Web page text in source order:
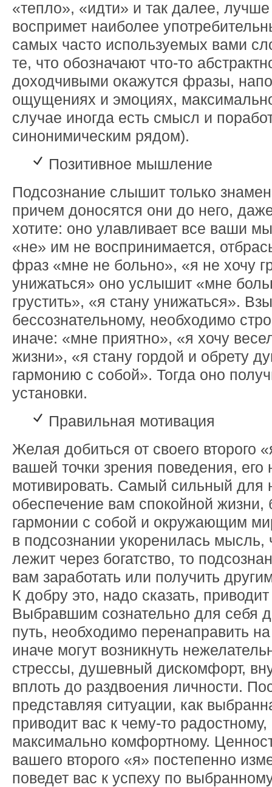
«тепло», «идти» и так далее, лучше
воспримет наиболее
самых часто используемых вами
те, что обозначают что-то
доходчивыми окажутся фразы,
ощущениях и эмоциях,
случае иногда есть смысл и
синонимическим рядом).
Позитивное мышление
Подсознание слышит только
причем доносятся они до него,
хотите: оно улавливает все ваши
«не» им не воспринимается,
фраз «мне не больно», «я не хочу
унижаться» оно услышит «мне
грустить», «я стану унижаться».
бессознательному, необходимо
иначе: «мне приятно», «я хочу
жизни», «я стану гордой и обрету
гармонию с собой». Тогда оно
установки.
Правильная мотивация
Желая добиться от своего второго
вашей точки зрения поведения,
мотивировать. Самый сильный для
обеспечение вам спокойной жизни,
гармонии с собой и окружающим
в подсознании укоренилась мысль,
лежит через богатство, то
вам заработать или получить
К добру это, надо сказать,
Выбравшим сознательно для себя
путь, необходимо перенаправить
иначе могут возникнуть
стрессы, душевный дискомфорт,
вплоть до раздвоения личности.
представляя ситуации, как
приводит вас к чему-то
максимально комфортному.
вашего второго «я» постепенно
поведет вас к успеху по